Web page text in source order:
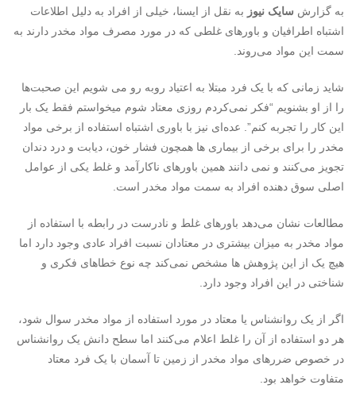
به گزارش سایک نیوز به نقل از ایسنا، خیلی از افراد به دلیل اطلاعات
اشتباه اطرافیان و باورهای غلطی که در مورد مصرف مواد مخدر دارند به
سمت این مواد می‌روند.
شاید زمانی که با یک فرد مبتلا به اعتیاد روبه رو می شویم این صحبت‌ها
را از او بشنویم “فکر نمی‌کردم روزی معتاد شوم میخواستم فقط یک بار
این کار را تجربه کنم”. عده‌ای نیز با باوری اشتباه استفاده از برخی مواد
مخدر را برای برخی از بیماری ها همچون فشار خون، دیابت و درد دندان
تجویز می‌کنند و نمی دانند همین باورهای ناکارآمد و غلط یکی از عوامل
اصلی سوق دهنده افراد به سمت مواد مخدر است.
مطالعات نشان می‌دهد باورهای غلط و نادرست در رابطه با استفاده از
مواد مخدر به میزان بیشتری در معتادان نسبت افراد عادی وجود دارد اما
هیچ یک از این پژوهش ها مشخص نمی‌کند چه نوع خطاهای فکری و
شناختی در این افراد وجود دارد.
اگر از یک روانشناس یا معتاد در مورد استفاده از مواد مخدر سوال شود،
هر دو استفاده از آن را غلط اعلام می‌کنند اما سطح دانش یک روانشناس
در خصوص ضررهای مواد مخدر از زمین تا آسمان با یک فرد معتاد
متفاوت خواهد بود.